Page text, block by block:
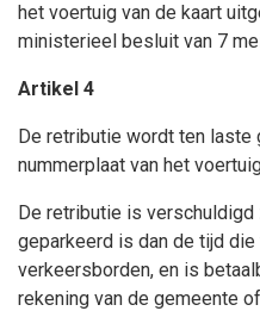
het voertuig van de kaart
ministerieel besluit van 7
Artikel 4
De retributie wordt ten laste
nummerplaat van het
De retributie is
geparkeerd is dan de tijd
verkeersborden, en is
rekening van de gemeente